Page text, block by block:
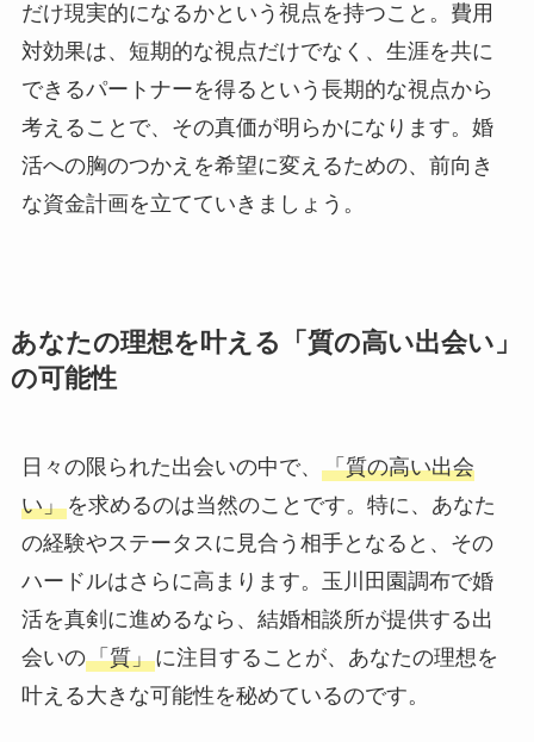
だけ現実的になるかという視点を持つこと。費用
対効果は、短期的な視点だけでなく、生涯を共に
できるパートナーを得るという長期的な視点から
考えることで、その真価が明らかになります。婚
活への胸のつかえを希望に変えるための、前向き
な資金計画を立てていきましょう。
あなたの理想を叶える「質の高い出会い」
の可能性
日々の限られた出会いの中で、 「質の高い出会
い」を求めるのは当然のことです。特に、あなた
の経験やステータスに見合う相手となると、その
ハードルはさらに高まります。玉川田園調布で婚
活を真剣に進めるなら、結婚相談所が提供する出
会いの「質」に注目することが、あなたの理想を
叶える大きな可能性を秘めているのです。